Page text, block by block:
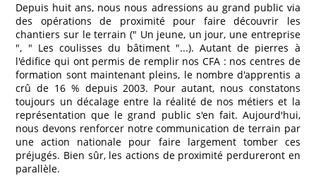
Depuis huit ans, nous nous adressions au grand public via
des opérations de proximité pour faire découvrir les
chantiers sur le terrain (" Un jeune, un jour, une entreprise
", " Les coulisses du bâtiment "...). Autant de pierres à
l'édifice qui ont permis de remplir nos CFA : nos centres de
formation sont maintenant pleins, le nombre d'apprentis a
crû de 16 % depuis 2003. Pour autant, nous constatons
toujours un décalage entre la réalité de nos métiers et la
représentation que le grand public s'en fait. Aujourd'hui,
nous devons renforcer notre communication de terrain par
une action nationale pour faire largement tomber ces
préjugés. Bien sûr, les actions de proximité perdureront en
parallèle.